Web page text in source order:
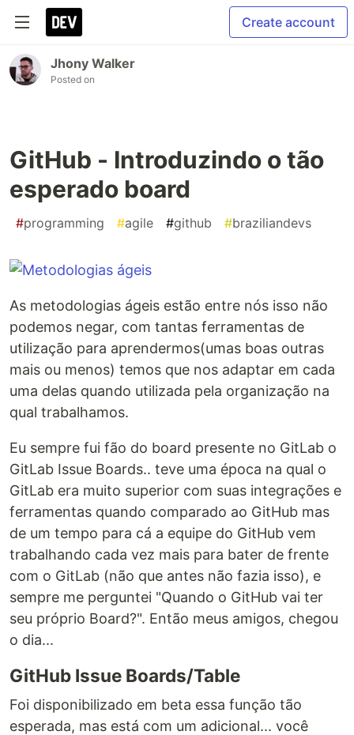
Create account
Jhony Walker
Posted on
GitHub - Introduzindo o tão
esperado board
#programming #agile #github #braziliandevs
As metodologias ágeis estão entre nós isso não
podemos negar, com tantas ferramentas de
utilização para aprendermos(umas boas outras
mais ou menos) temos que nos adaptar em cada
uma delas quando utilizada pela organização na
qual trabalhamos.
Eu sempre fui fão do board presente no GitLab o
GitLab Issue Boards.. teve uma época na qual o
GitLab era muito superior com suas integrações e
ferramentas quando comparado ao GitHub mas
de um tempo para cá a equipe do GitHub vem
trabalhando cada vez mais para bater de frente
com o GitLab (não que antes não fazia isso), e
sempre me perguntei "Quando o GitHub vai ter
seu próprio Board?". Então meus amigos, chegou
o dia...
GitHub Issue Boards/Table
Foi disponibilizado em beta essa função tão
esperada, mas está com um adicional... você